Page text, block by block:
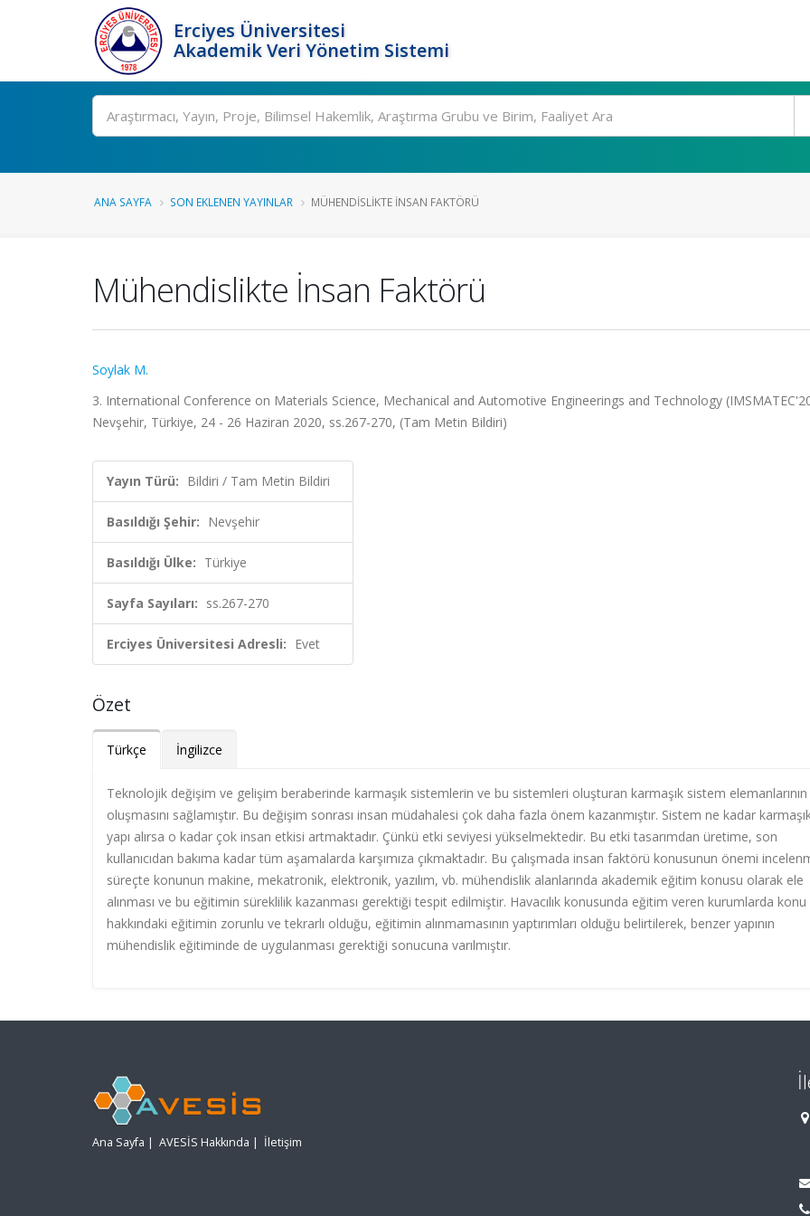
Erciyes Üniversitesi
Akademik Veri Yönetim Sistemi
Ara
ANA SAYFA SON EKLENEN YAYINLAR MÜHENDISLIKTE İNSAN FAKTÖRÜ
Mühendislikte İnsan Faktörü
Soylak M.
3. International Conference on Materials Science, Mechanical and Automotive Engineerings and Technology
Nevşehir, Türkiye, 24 - 26 Haziran 2020, ss.267-270, (Tam Metin Bildiri)
Yayın Türü: Bildiri / Tam Metin Bildiri
Basıldığı Şehir: Nevşehir
Basıldığı Ülke: Türkiye
Sayfa Sayıları: ss.267-270
Erciyes Üniversitesi Adresli: Evet
Özet
Türkçe İngilizce
Teknolojik değişim ve gelişim beraberinde karmaşık sistemlerin ve bu sistemleri oluşturan karmaşık sistem elemanlarının
oluşmasını sağlamıştır. Bu değişim sonrası insan müdahalesi çok daha fazla önem kazanmıştır. Sistem ne kadar
yapı alırsa o kadar çok insan etkisi artmaktadır. Çünkü etki seviyesi yükselmektedir. Bu etki tasarımdan üretime, son
kullanıcıdan bakıma kadar tüm aşamalarda karşımıza çıkmaktadır. Bu çalışmada insan faktörü konusunun önemi
süreçte konunun makine, mekatronik, elektronik, yazılım, vb. mühendislik alanlarında akademik eğitim konusu olarak ele
alınması ve bu eğitimin süreklilik kazanması gerektiği tespit edilmiştir. Havacılık konusunda eğitim veren kurumlarda konu
hakkındaki eğitimin zorunlu ve tekrarlı olduğu, eğitimin alınmamasının yaptırımları olduğu belirtilerek, benzer yapının
mühendislik eğitiminde de uygulanması gerektiği sonucuna varılmıştır.
Ana Sayfa | AVESİS Hakkında | İletişim